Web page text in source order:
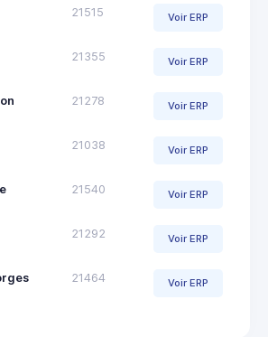
21515 Voir ERP
21355 Voir ERP
21278 Voir ERP
21038 Voir ERP
21540 Voir ERP
21292 Voir ERP
21464 Voir ERP